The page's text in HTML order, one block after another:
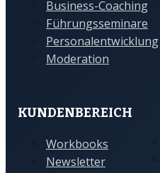
Business-Coaching
Führungsseminare
Personalentwicklung
Moderation
KUNDENBEREICH
Workbooks
Newsletter